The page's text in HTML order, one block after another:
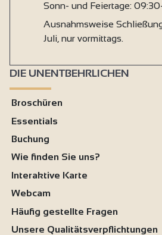
Sonn- und Feiertage:
Ausnahmsweise Schließung
Juli, nur vormittags.
DIE UNENTBEHRLICHEN
Broschüren
Essentials
Buchung
Wie finden Sie uns?
Interaktive Karte
Webcam
Häufig gestellte Fragen
Unsere Qualitätsverpflichtungen